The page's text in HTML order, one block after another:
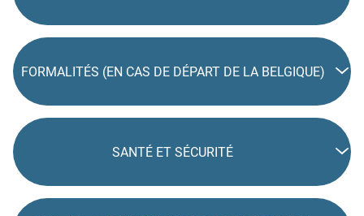
FORMALITÉS (EN CAS DE DÉPART DE LA BELGIQUE)
SANTÉ ET SÉCURITÉ